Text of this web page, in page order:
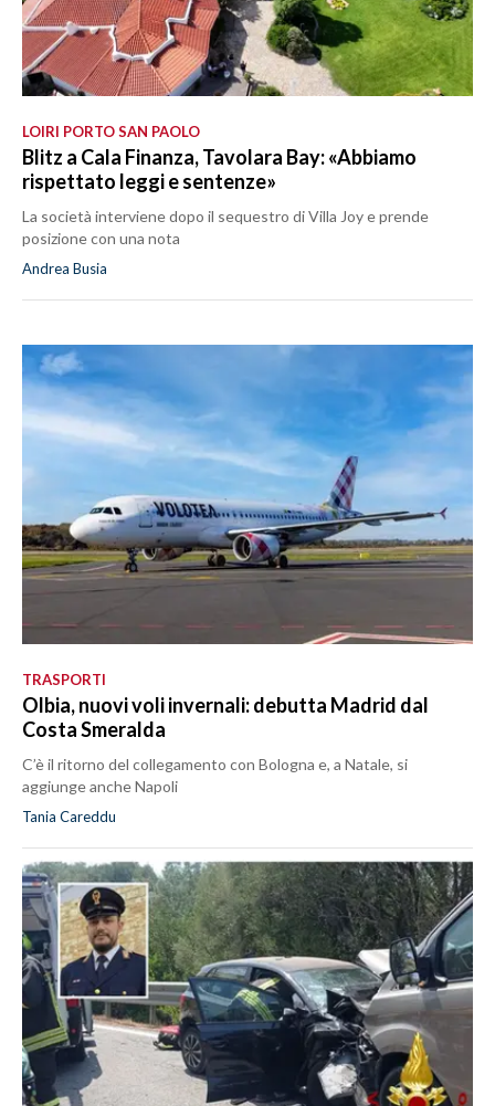
LOIRI PORTO SAN PAOLO
Blitz a Cala Finanza, Tavolara Bay: «Abbiamo
rispettato leggi e sentenze»
La società interviene dopo il sequestro di Villa Joy e prende
posizione con una nota
Andrea Busia
TRASPORTI
Olbia, nuovi voli invernali: debutta Madrid dal
Costa Smeralda
C’è il ritorno del collegamento con Bologna e, a Natale, si
aggiunge anche Napoli
Tania Careddu